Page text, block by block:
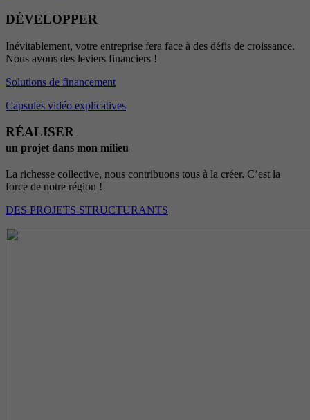
DÉVELOPPER
Inévitablement, votre entreprise fera face à des défis de croissance.
Nous avons des leviers financiers !
Solutions de financement
Capsules vidéo explicatives
RÉALISER
un projet dans mon milieu
La richesse collective, nous contribuons tous à la créer. C’est la
force de notre région !
DES PROJETS STRUCTURANTS